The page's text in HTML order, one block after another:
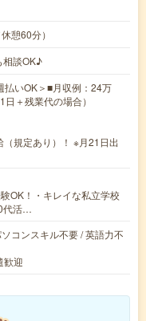
憩60分）
談OK♪
いOK＞■月収例：24万
＋残業代の場合）
規定あり）！ ※月21日出
OK！・キレイな私立学校
代活…
コンスキル不要 / 英語力不
迎